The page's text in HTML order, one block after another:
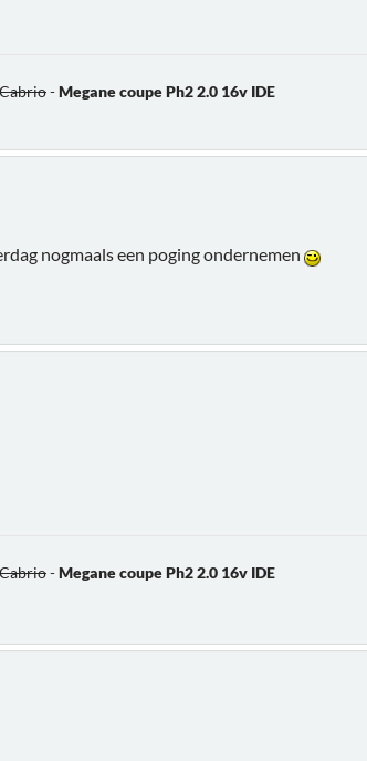
-Megane coupe Ph2 2.0 16v IDE
nogmaals een poging ondernemen
-Megane coupe Ph2 2.0 16v IDE